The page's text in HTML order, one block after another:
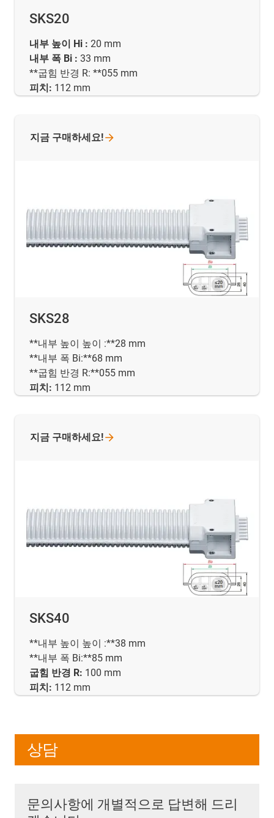
SKS20
내부 높이 Hi : 20 mm
내부 폭 Bi : 33 mm
**굽힘 반경 R: **055 mm
피치: 112 mm
SKS28
**내부 높이 높이 :**28 mm
**내부 폭 Bi:**68 mm
**굽힘 반경 R:**055 mm
피치: 112 mm
지금 구매하세요!
SKS40
**내부 높이 높이 :**38 mm
**내부 폭 Bi:**85 mm
굽힘 반경 R: 100 mm
피치: 112 mm
지금 구매하세요!
상담
문의사항에 개별적으로 답변해 드리